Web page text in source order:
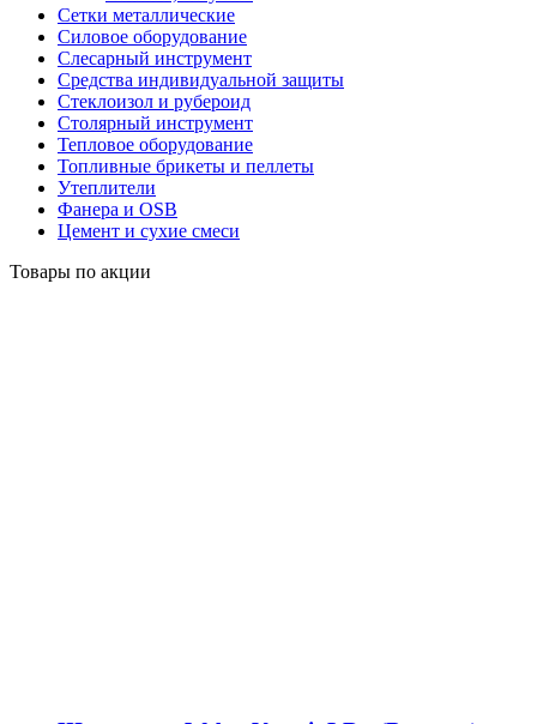
Сетки металлические
Силовое оборудование
Слесарный инструмент
Средства индивидуальной защиты
Стеклоизол и рубероид
Столярный инструмент
Тепловое оборудование
Топливные брикеты и пеллеты
Утеплители
Фанера и OSB
Цемент и сухие смеси
Товары по акции